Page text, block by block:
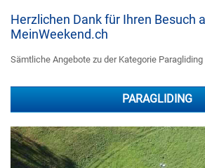
Herzlichen Dank für Ihren Besuch
MeinWeekend.ch
Sämtliche Angebote zu der Kategorie
PARAGLIDING